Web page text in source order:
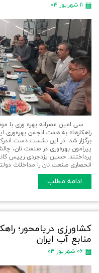
۱۱ شهریور ۰۴
سی امین عصرانه بهره وری با
راهکارها» به همت انجمن بهره‌وری
برگزار شد. در این نشست دست
پیرامون بهره‌وری در صنعت نان،
پرداختند. حسین یزدجردی رییس
انحصاری صنعت نان را مداخلات
ادامه مطلب
کشاورزی دریا‌محور؛
منابع آب ایران
۰۶ شهریور ۰۴